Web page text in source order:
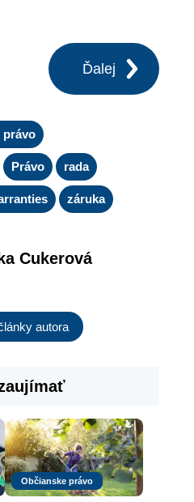
Ďalej
právo
Právo rada
záruka
Cukerová
autora
Občianske právo